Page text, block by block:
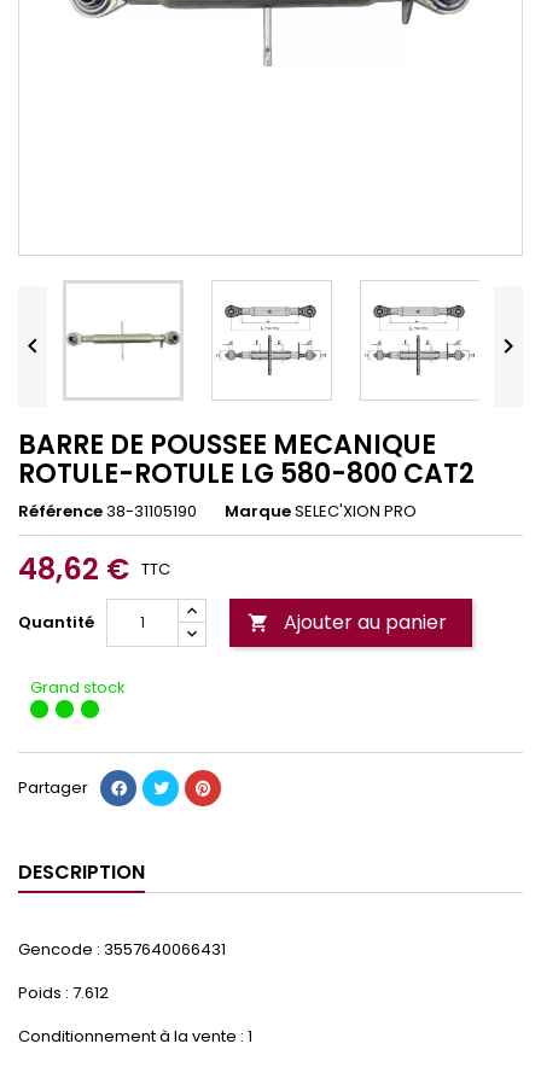
 
BARRE DE POUSSEE MECANIQUE
ROTULE-ROTULE LG 580-800 CAT2
Référence38-31105190 MarqueSELEC'XION PRO
48,62 € TTC
Quantité  Ajouter au panier
Grand stock
Partager
DESCRIPTION
Gencode : 3557640066431
Poids : 7.612
Conditionnement à la vente : 1